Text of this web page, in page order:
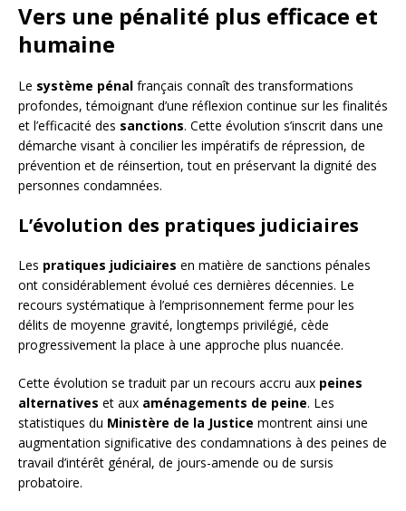
Vers une pénalité plus efficace et
humaine
Le système pénal français connaît des transformations
profondes, témoignant d’une réflexion continue sur les finalités
et l’efficacité des sanctions. Cette évolution s’inscrit dans une
démarche visant à concilier les impératifs de répression, de
prévention et de réinsertion, tout en préservant la dignité des
personnes condamnées.
L’évolution des pratiques judiciaires
Les pratiques judiciaires en matière de sanctions pénales
ont considérablement évolué ces dernières décennies. Le
recours systématique à l’emprisonnement ferme pour les
délits de moyenne gravité, longtemps privilégié, cède
progressivement la place à une approche plus nuancée.
Cette évolution se traduit par un recours accru aux peines
alternatives et aux aménagements de peine. Les
statistiques du Ministère de la Justice montrent ainsi une
augmentation significative des condamnations à des peines de
travail d’intérêt général, de jours-amende ou de sursis
probatoire.